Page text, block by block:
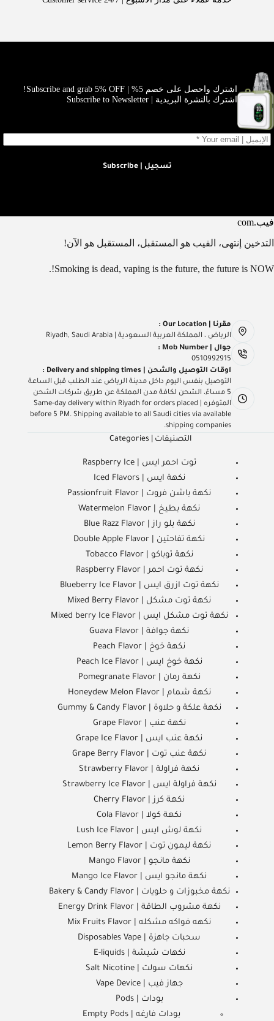
اشترك واحصل على خصم 5% | Subscribe and grab 5% OFF!
اشترك بالنشرة البريدية | Subscribe to Newsletter
تسجيل | Subscribe
فيب.com
التدخين إنتهى، الفيب هو المستقبل، المستقبل هو الآن!
Smoking is dead, vaping is the future, the future is NOW!.
مقرنا | Our Location :
الرياض ، المملكة العربية السعودية | Riyadh, Saudi Arabia
جوال | Mob Number :
0510992915
اوقات التوصيل والشحن | Delivery and shipping times :
التوصيل بنفس اليوم داخل مدينة الرياض عند الطلب قبل الساعة
5 مساءً، الشحن لكافة مدن المملكة عن طريق شركات الشحن
المتوفره | Same-day delivery within Riyadh for orders placed
before 5 PM. Shipping available to all Saudi cities via available
shipping companies.
التصنيفات | Categories
توت احمر ايس | Raspberry Ice
نكهة ايس | Iced Flavors
نكهة باشن فروت | Passionfruit Flavor
نكهة بطيخ | Watermelon Flavor
نكهة بلو راز | Blue Razz Flavor
نكهة تفاحتين | Double Apple Flavor
نكهة توباكو | Tobacco Flavor
نكهة توت احمر | Raspberry Flavor
نكهة توت ازرق ايس | Blueberry Ice Flavor
نكهة توت مشكل | Mixed Berry Flavor
نكهة توت مشكل ايس | Mixed berry Ice Flavor
نكهة جوافة | Guava Flavor
نكهة خوخ | Peach Flavor
نكهة خوخ ايس | Peach Ice Flavor
نكهة رمان | Pomegranate Flavor
نكهة شمام | Honeydew Melon Flavor
نكهة علكة و حلاوة | Gummy & Candy Flavor
نكهة عنب | Grape Flavor
نكهة عنب ايس | Grape Ice Flavor
نكهة عنب توت | Grape Berry Flavor
نكهة فراولة | Strawberry Flavor
نكهة فراولة ايس | Strawberry Ice Flavor
نكهة كرز | Cherry Flavor
نكهة كولا | Cola Flavor
نكهة لوش ايس | Lush Ice Flavor
نكهة ليمون توت | Lemon Berry Flavor
نكهة مانجو | Mango Flavor
نكهة مانجو ايس | Mango Ice Flavor
نكهة مخبوزات و حلويات | Bakery & Candy Flavor
نكهة مشروب الطاقة | Energy Drink Flavor
نكهه فواكه مشكله | Mix Fruits Flavor
سحبات جاهزة | Disposables Vape
نكهات شيشة | E-liquids
نكهات سولت | Salt Nicotine
جهاز فيب | Vape Device
بودات | Pods
بودات فارغه | Empty Pods